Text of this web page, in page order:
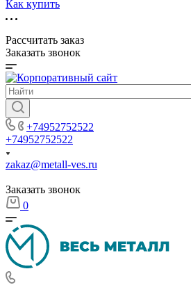
Как купить
Рассчитать заказ
Заказать звонок
+74952752522
+74952752522
zakaz@metall-ves.ru
Заказать звонок
0